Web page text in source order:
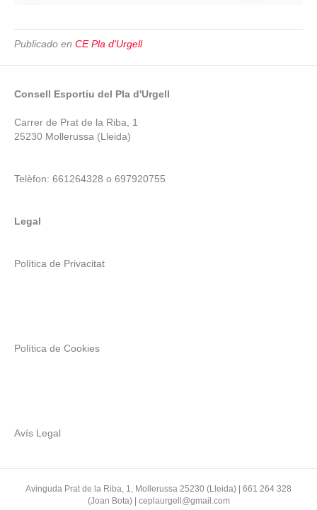
Publicado en CE Pla d'Urgell
Consell Esportiu del Pla d'Urgell
Carrer de Prat de la Riba, 1
25230 Mollerussa (Lleida)
Telèfon: 661264328 o 697920755
Legal
Política de Privacitat
Política de Cookies
Avís Legal
Avinguda Prat de la Riba, 1, Mollerussa 25230 (Lleida) | 661 264 328
(Joan Bota) | ceplaurgell@gmail.com